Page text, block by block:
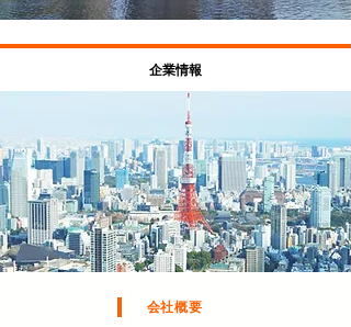
企業情報
会社概要